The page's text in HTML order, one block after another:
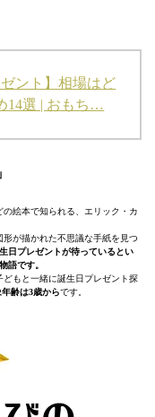
ゼント】相場はど
14選 | おもち…
の絵本で知られる、エリック・カ
が描かれた不思議な手紙を見つ
日プレゼントが待っているとい
語です。
もと一緒に誕生日プレゼント探
齢は3歳からです。